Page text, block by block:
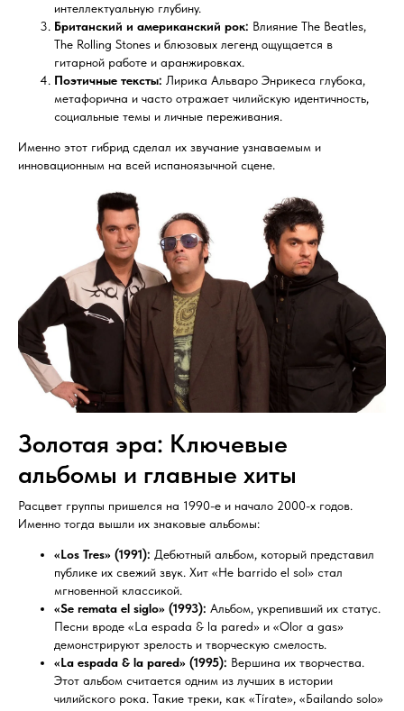
интеллектуальную глубину.
Британский и американский рок: Влияние The Beatles,
The Rolling Stones и блюзовых легенд ощущается в
гитарной работе и аранжировках.
Поэтичные тексты: Лирика Альваро Энрикеса глубока,
метафорична и часто отражает чилийскую идентичность,
социальные темы и личные переживания.
Именно этот гибрид сделал их звучание узнаваемым и
инновационным на всей испаноязычной сцене.
Золотая эра: Ключевые
альбомы и главные хиты
Расцвет группы пришелся на 1990-е и начало 2000-х годов.
Именно тогда вышли их знаковые альбомы:
«Los Tres» (1991): Дебютный альбом, который представил
публике их свежий звук. Хит «He barrido el sol» стал
мгновенной классикой.
«Se remata el siglo» (1993): Альбом, укрепивший их статус.
Песни вроде «La espada & la pared» и «Оlor a gas»
демонстрируют зрелость и творческую смелость.
«La espada & la pared» (1995): Вершина их творчества.
Этот альбом считается одним из лучших в истории
чилийского рока. Такие треки, как «Tírate», «Бailando solo»